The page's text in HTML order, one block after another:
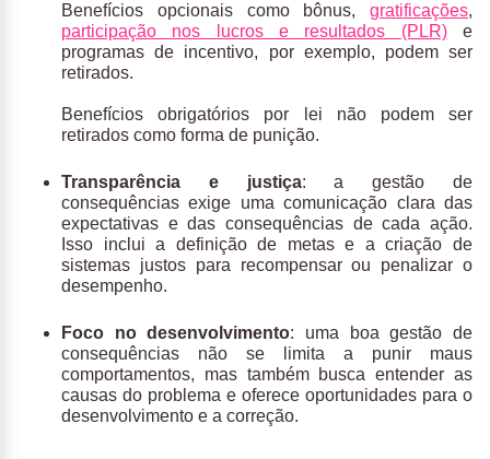
Benefícios opcionais como bônus, gratificações,
participação nos lucros e resultados (PLR)e
programas de incentivo, por exemplo, podem ser
retirados.
Benefícios obrigatórios por lei não podem ser
retirados como forma de punição.
Transparência e justiça: a gestão de
consequências exige uma comunicação clara das
expectativas e das consequências de cada ação.
Isso inclui a definição de metas e a criação de
sistemas justos para recompensar ou penalizar o
desempenho.
Foco no desenvolvimento: uma boa gestão de
consequências não se limita a punir maus
comportamentos, mas também busca entender as
causas do problema e oferece oportunidades para o
desenvolvimento e a correção.